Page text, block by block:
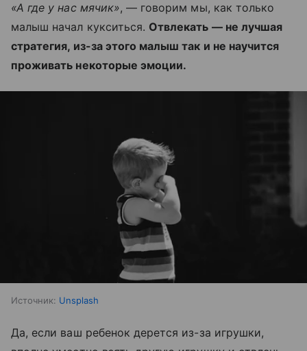
«А где у нас мячик», — говорим мы, как только
малыш начал кукситься. Отвлекать — не лучшая
стратегия, из-за этого малыш так и не научится
проживать некоторые эмоции.
Источник: Unsplash
Да, если ваш ребенок дерется из-за игрушки,